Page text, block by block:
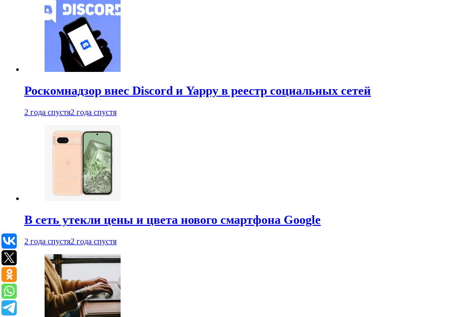
Роскомнадзор внес Discord и Yappy в реестр социальных сетей
2 года спустя2 года спустя
В сеть утекли цены и цвета нового смартфона Google
2 года спустя2 года спустя